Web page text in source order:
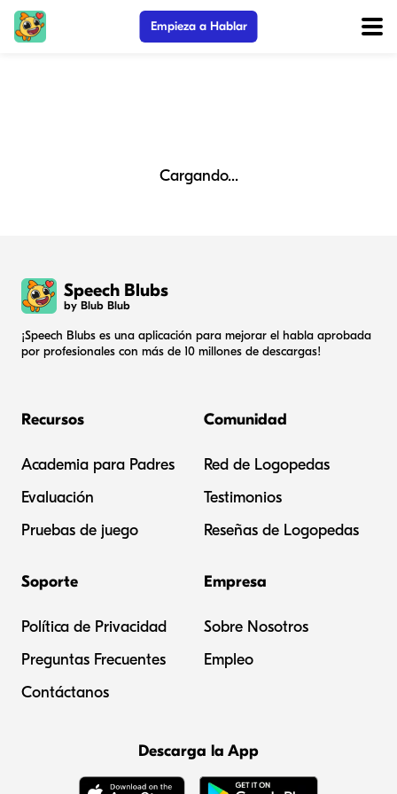
Empieza a Hablar
Cargando...
Speech Blubs
by Blub Blub
¡Speech Blubs es una aplicación para mejorar el habla aprobada
por profesionales con más de 10 millones de descargas!
Recursos
Academia para Padres
Evaluación
Pruebas de juego
Comunidad
Red de Logopedas
Testimonios
Reseñas de Logopedas
Soporte
Política de Privacidad
Preguntas Frecuentes
Contáctanos
Empresa
Sobre Nosotros
Empleo
Descarga la App